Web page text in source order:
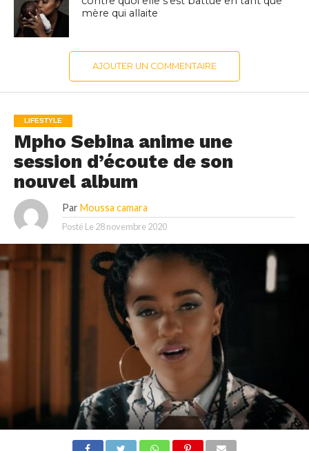
mère qui allaite
AJOUTER UN COMMENTAIRE
LIFESTYLE
Mpho Sebina anime une
session d’écoute de son
nouvel album
Par Moussa camara
Posté Le 28 novembre 2020